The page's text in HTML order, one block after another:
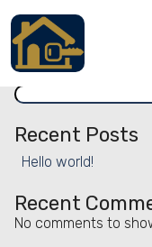
Accueil
Locations
Services
Qui sommes
Facility:
Hand sanitiser
Search
Recent Posts
Hello world!
Recent
No comments to